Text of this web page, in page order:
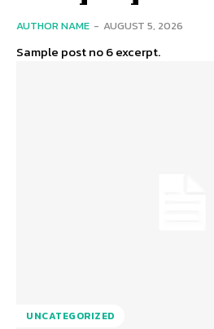
AUTHOR NAME - AUGUST 5, 2026
Sample post no 6 excerpt.
UNCATEGORIZED